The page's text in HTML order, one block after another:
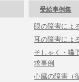
受給事例集
眼の障害によ
耳の障害によ
そしゃく・嚥
求事例
心臓の障害（